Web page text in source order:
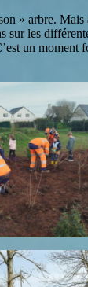
» arbre. Mais
les
un moment